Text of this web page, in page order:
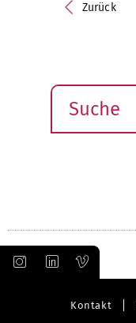
Zurück
Suche
Kontakt